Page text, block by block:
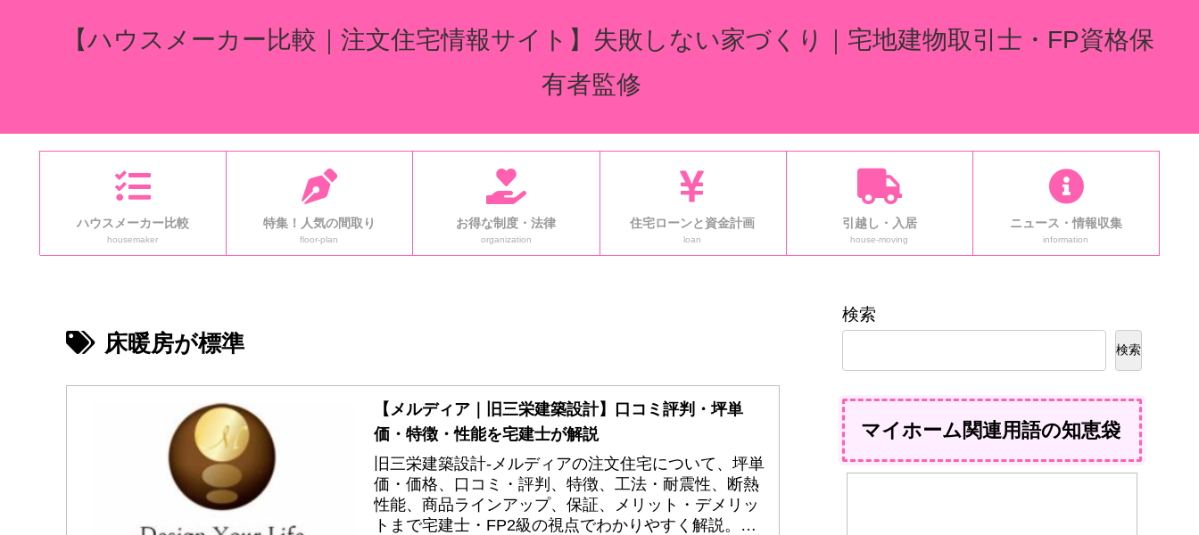
【ハウスメーカー比較｜注文住宅情報サイト】失敗しない家づくり｜宅地建物取引士・FP資格保
有者監修
ハウスメーカー比較
housemaker
特集！人気の間取り
floor-plan
お得な制度・法律
organization
住宅ローンと資金計画
loan
引越し・入居
house-moving
ニュース・情報収集
information
床暖房が標準
【メルディア｜旧三栄建築設計】口コミ評判・坪単
価・特徴・性能を宅建士が解説
旧三栄建築設計-メルディアの注文住宅について、坪単
価・価格、口コミ・評判、特徴、工法・耐震性、断熱
性能、商品ラインアップ、保証、メリット・デメリッ
トまで宅建士・FP2級の視点でわかりやすく解説。
検索
検索
マイホーム関連用語の知恵袋